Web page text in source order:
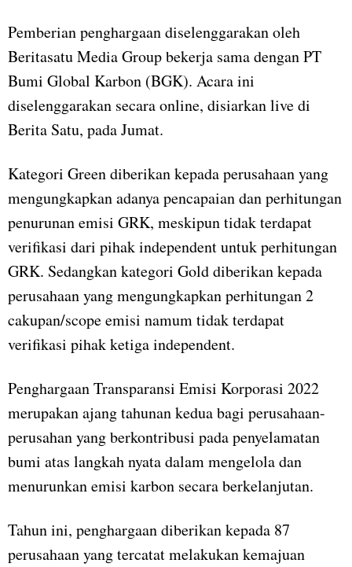
Pemberian penghargaan diselenggarakan oleh
Beritasatu Media Group bekerja sama dengan PT
Bumi Global Karbon (BGK). Acara ini
diselenggarakan secara online, disiarkan live di
Berita Satu, pada Jumat.
Kategori Green diberikan kepada perusahaan yang
mengungkapkan adanya pencapaian dan perhitungan
penurunan emisi GRK, meskipun tidak terdapat
verifikasi dari pihak independent untuk perhitungan
GRK. Sedangkan kategori Gold diberikan kepada
perusahaan yang mengungkapkan perhitungan 2
cakupan/scope emisi namum tidak terdapat
verifikasi pihak ketiga independent.
Penghargaan Transparansi Emisi Korporasi 2022
merupakan ajang tahunan kedua bagi perusahaan-
perusahan yang berkontribusi pada penyelamatan
bumi atas langkah nyata dalam mengelola dan
menurunkan emisi karbon secara berkelanjutan.
Tahun ini, penghargaan diberikan kepada 87
perusahaan yang tercatat melakukan kemajuan